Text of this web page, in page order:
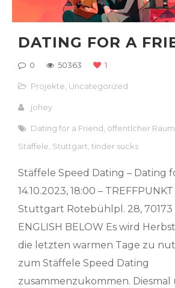
DATING FOR A
0 50363 1
Projekte Uncategorized
johey
Dating for a Friend öffentlcher Raum
Stäffele Stuttgart ,tinder sucks
Stäffele Speed Dating – Dating
14.10.2023, 18:00 –
Stuttgart Rotebühlpl. 28,
ENGLISH BELOW Es wird
die letzten warmen Tage zu
zum Stäffele Speed Dating
zusammenzukommen.